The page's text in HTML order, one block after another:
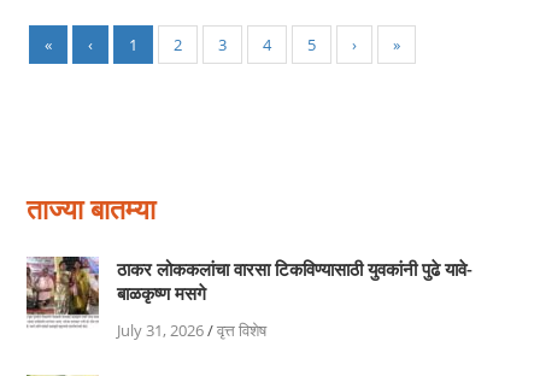
« ‹ 1 2 3 4 5 › »
ताज्या बातम्या
ठाकर लोककलांचा वारसा टिकविण्यासाठी युवकांनी पुढे यावे-
बाळकृष्ण मसगे
July 31, 2026/वृत्त विशेष